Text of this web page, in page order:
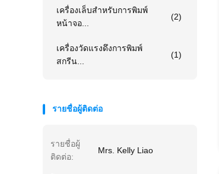
เครื่องเล็บสําหรับการพิมพ์
หน้าจอ...
(2)
เครื่องวัดแรงดึงการพิมพ์
สกรีน...
(1)
รายชื่อผู้ติดต่อ
รายชื่อผู้
ติดต่อ:
Mrs. Kelly Liao